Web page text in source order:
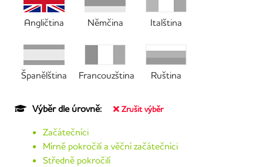
Angličtina Němčina Italština
Španělština Francouzština Ruština
Výběr dle úrovně: Zrušit výběr
Začátečníci
Mírně pokročilí a věční začátečníci
Středně pokročilí